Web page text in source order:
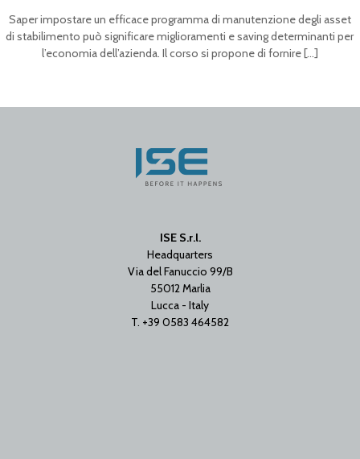
Saper impostare un efficace programma di manutenzione degli asset
di stabilimento può significare miglioramenti e saving determinanti per
l’economia dell’azienda. Il corso si propone di fornire[…]
ISE S.r.l.
Headquarters
Via del Fanuccio 99/B
55012 Marlia
Lucca - Italy
T. +39 0583 464582